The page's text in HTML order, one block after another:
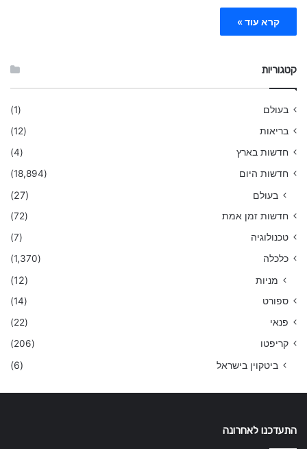
קרא עוד »
קטגוריות
בעולם
(1)
בריאות
(12)
חדשות בארץ
(4)
חדשות היום
(18,894)
בעולם (27)
חדשות זמן אמת
(72)
טכנולוגיה
(7)
כלכלה
(1,370)
מניות (12)
ספורט
(14)
פנאי
(22)
קריפטו
(206)
ביטקוין בישראל (6)
התעדכנו לאחרונה